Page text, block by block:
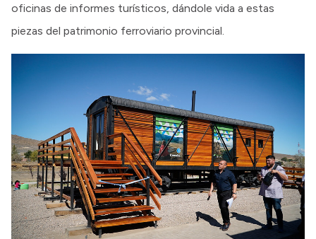
oficinas de informes turísticos, dándole vida a estas
piezas del patrimonio ferroviario provincial.